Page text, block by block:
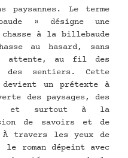
paysannes. Le terme
» désigne une
chasse à la billebaude
au hasard, sans
attente, au fil des
sentiers. Cette
un prétexte à
des paysages, des
et surtout à la
de savoirs et de
travers les yeux de
le roman dépeint avec